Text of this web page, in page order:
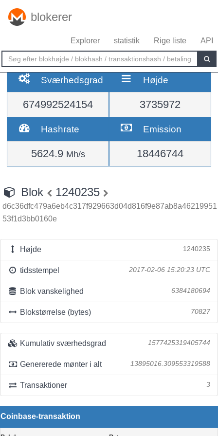
blokerer
Explorer statistik Rige liste API
Sværhedsgrad
674992524154
Højde
3735972
Hashrate
5624.9 Mh/s
Emission
18446744
Blok 1240235
d6c36dfc479a6eb4c317f929663d04d816f9e87ab8a46219951
53f1d3bb0160e
Højde 1240235
tidsstempel 2017-02-06 15:20:23 UTC
Blok vanskelighed 6384180694
Blokstørrelse (bytes) 70827
Kumulativ sværhedsgrad 1577425319405744
Genererede mønter i alt 13895016.309553319588
Transaktioner 3
Coinbase-transaktion